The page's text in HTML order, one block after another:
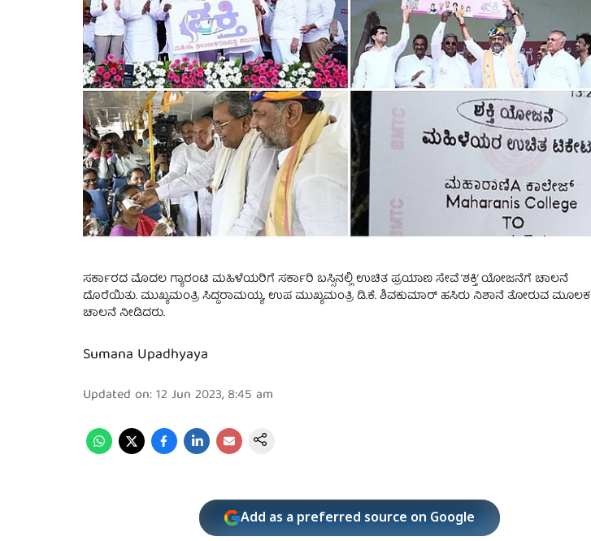
ಸರ್ಕಾರದ ಮೊದಲ ಗ್ಯಾರಂಟಿ ಮಹಿಳೆಯರಿಗೆ ಸರ್ಕಾರಿ ಬಸ್ಸಿನಲ್ಲಿ ಉಚಿತ ಪ್ರಯಾಣ ಸೇವೆ ‘ಶಕ್ತಿ’ ಯೋಜನೆಗೆ ಚಾಲನೆ
ದೊರೆಯಿತು. ಮುಖ್ಯಮಂತ್ರಿ ಸಿದ್ದರಾಮಯ್ಯ, ಉಪ ಮುಖ್ಯಮಂತ್ರಿ ಡಿ.ಕೆ. ಶಿವಕುಮಾರ್ ಹಸಿರು ನಿಶಾನೆ ತೋರುವ ಮೂಲಕ
ಚಾಲನೆ ನೀಡಿದರು.
Sumana Upadhyaya
Updated on:12 Jun 2023, 8:45 am
Add as a preferred source on Google